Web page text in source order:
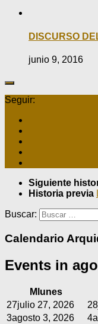
DISCURSO
junio 9, 2016
Seguir:
Siguiente
Historia previa
Buscar:
Calendario
Events in
M lunes
27julio 27, 2026 28
3agosto 3, 2026 4